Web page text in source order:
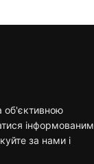
об'єктивною
інформованим
за нами і